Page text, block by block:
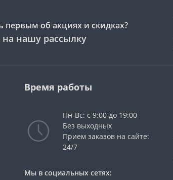
первым об акциях и скидках?
нашу рассылку
Время работы
Пн-Вс: с 9:00 до 19:00
Без выходных
Прием заказов на сайте:
24/7
Мы в социальных сетях: